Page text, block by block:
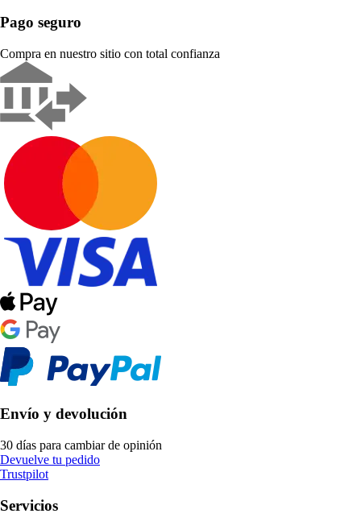
Pago seguro
Compra en nuestro sitio con total confianza
Envío y devolución
30 días para cambiar de opinión
Devuelve tu pedido
Trustpilot
Servicios